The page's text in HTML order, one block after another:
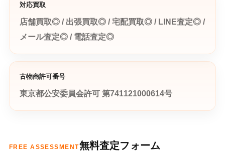
対応買取
店舗買取◎ / 出張買取◎ / 宅配買取◎ / LINE査定◎ /
メール査定◎ / 電話査定◎
古物商許可番号
東京都公安委員会許可 第741121000614号
FREE ASSESSMENT無料査定フォーム